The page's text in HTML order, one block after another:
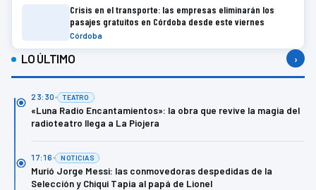
Crisis en el transporte: las empresas eliminarán los
pasajes gratuitos en Córdoba desde este viernes
Córdoba
LO ÚLTIMO ›
23:30 TEATRO
«Luna Radio Encantamientos»: la obra que revive la magia del
radioteatro llega a La Piojera
17:16 NOTICIAS
Murió Jorge Messi: las conmovedoras despedidas de la
Selección y Chiqui Tapia al papá de Lionel